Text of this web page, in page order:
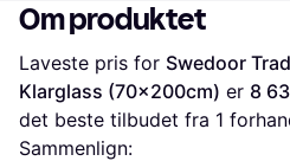
Om produktet
Laveste pris for Swedoor
Klarglass (70x200cm) er 8
det beste tilbudet fra 1
Sammenlign: